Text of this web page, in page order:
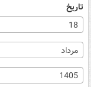
تاریخ
18
مرداد
1405